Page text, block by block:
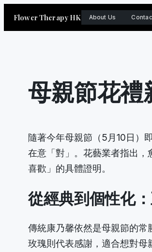
Flower Therapy HK About Us
母親節花禮
隨著今年母親節（5月10日）
在意「對」。花藝業者指出
喜歡」的具體證明。
從經典到個性化
傳統康乃馨依然是母親節的
玫瑰則代表感謝，適合想對